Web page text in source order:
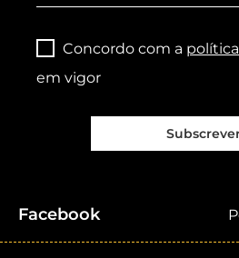
Concordo com a
em vigor
Facebook